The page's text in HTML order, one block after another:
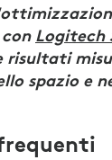
Logitech
risultati
spazio e